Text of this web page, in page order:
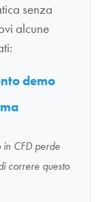
senza
alcune
demo
in CFD perde
correre questo